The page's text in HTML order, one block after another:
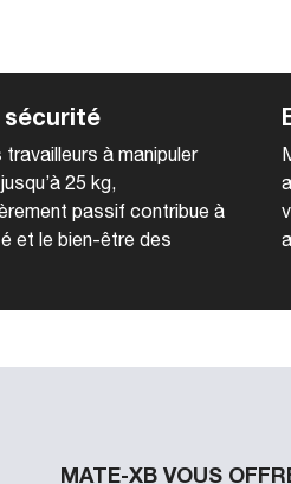
sécurité
travailleurs à manipuler
25 kg,
passif contribue à
et le bien-être des
MATE-XB VOUS